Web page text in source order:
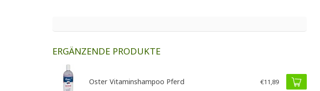
ERGÄNZENDE PRODUKTE
Oster Vitaminshampoo Pferd €11,89